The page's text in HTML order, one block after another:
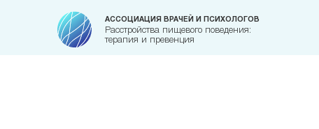
АССОЦИАЦИЯ ВРАЧЕЙ И ПСИХОЛОГОВ
Расстройства пищевого поведения:
терапия и превенция